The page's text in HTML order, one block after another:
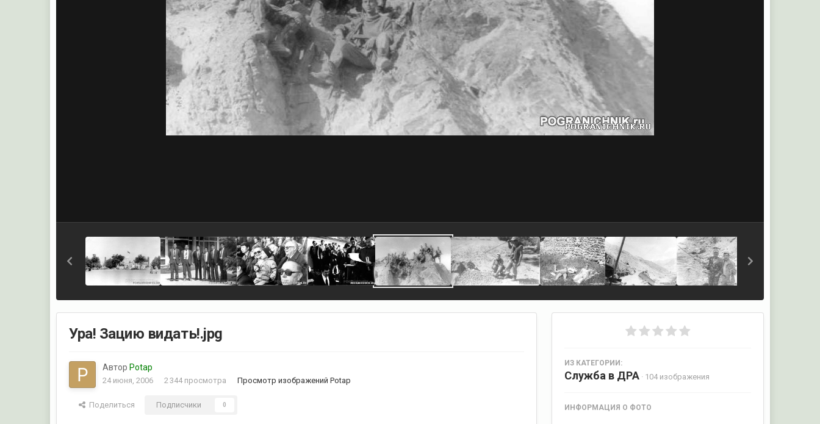
Ура! Зацию видать!.jpg
Автор Potap
24 июня, 2006 2 344 просмотра Просмотр изображений Potap
Поделиться Подписчики 0
ИЗ КАТЕГОРИИ:
Служба в ДРА · 104 изображения
ИНФОРМАЦИЯ О ФОТО